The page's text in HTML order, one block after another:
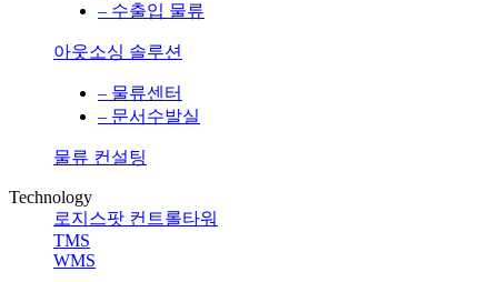
– 수출입 물류
아웃소싱 솔루션
– 물류센터
– 문서수발실
물류 컨설팅
Technology
로지스팟 컨트롤타워
TMS
WMS